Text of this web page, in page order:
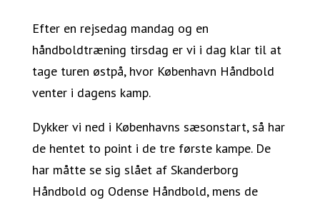
Efter en rejsedag mandag og en
håndboldtræning tirsdag er vi i dag klar til at
tage turen østpå, hvor København Håndbold
venter i dagens kamp.
Dykker vi ned i Københavns sæsonstart, så har
de hentet to point i de tre første kampe. De
har måtte se sig slået af Skanderborg
Håndbold og Odense Håndbold, mens de